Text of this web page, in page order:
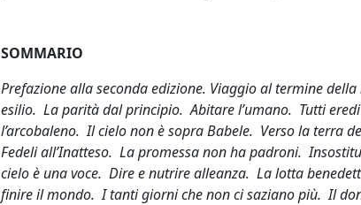
SOMMARIO
Prefazione alla seconda edizione. Viaggio al termine
esilio. La parità dal principio. Abitare l’umano. Tutti
l’arcobaleno. Il cielo non è sopra Babele. Verso la terra
Fedeli all’Inatteso. La promessa non ha padroni.
cielo è una voce. Dire e nutrire alleanza. La lotta
finire il mondo. I tanti giorni che non ci saziano più. Il